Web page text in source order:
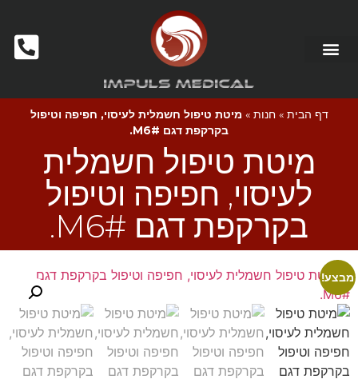
דף הבית » חנות » מיטת טיפול חשמלית לעיסוי, חפיפה וטיפול
בקרקפת דגם M6#.
מיטת טיפול חשמלית
לעיסוי, חפיפה וטיפול
בקרקפת דגם M6#.
מבצע!